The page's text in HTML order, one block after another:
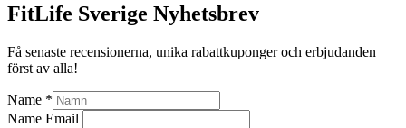
FitLife Sverige Nyhetsbrev
Få senaste recensionerna, unika rabattkuponger och erbjudanden
först av alla!
Name *
Name Email